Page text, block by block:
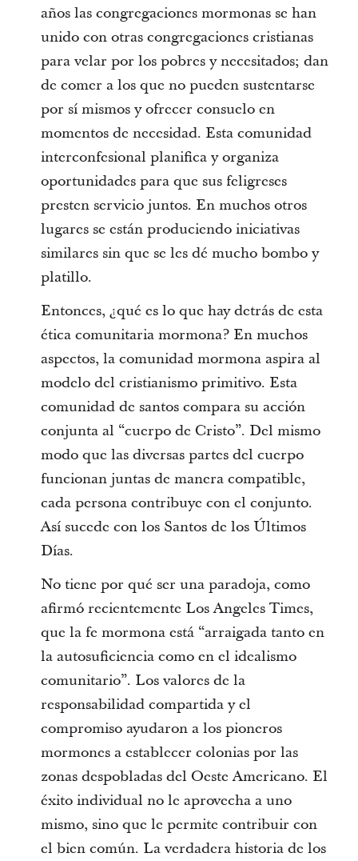
años las congregaciones mormonas se han
unido con otras congregaciones cristianas
para velar por los pobres y necesitados; dan
de comer a los que no pueden sustentarse
por sí mismos y ofrecer consuelo en
momentos de necesidad. Esta comunidad
interconfesional planifica y organiza
oportunidades para que sus feligreses
presten servicio juntos. En muchos otros
lugares se están produciendo iniciativas
similares sin que se les dé mucho bombo y
platillo.
Entonces, ¿qué es lo que hay detrás de esta
ética comunitaria mormona? En muchos
aspectos, la comunidad mormona aspira al
modelo del cristianismo primitivo. Esta
comunidad de santos compara su acción
conjunta al “cuerpo de Cristo”. Del mismo
modo que las diversas partes del cuerpo
funcionan juntas de manera compatible,
cada persona contribuye con el conjunto.
Así sucede con los Santos de los Últimos
Días.
No tiene por qué ser una paradoja, como
afirmó recientemente Los Angeles Times,
que la fe mormona está “arraigada tanto en
la autosuficiencia como en el idealismo
comunitario”. Los valores de la
responsabilidad compartida y el
compromiso ayudaron a los pioneros
mormones a establecer colonias por las
zonas despobladas del Oeste Americano. El
éxito individual no le aprovecha a uno
mismo, sino que le permite contribuir con
el bien común. La verdadera historia de los